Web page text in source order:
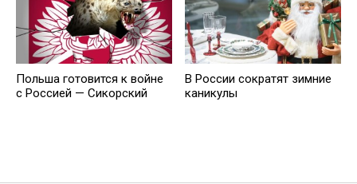
Польша готовится к войне
с Россией — Сикорский
В России сократят зимние
каникулы